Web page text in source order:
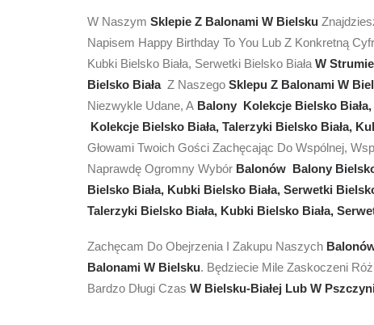
W Naszym Sklepie Z Balonami W Bielsku
Napisem Happy Birthday To You Lub Z Konkretną
Kubki Bielsko Biała, Serwetki Bielsko Biała W
Bielsko Biała Z Naszego Sklepu Z Balonami W
Niezwykle Udane, A Balony Kolekcje Bielsko
Kolekcje Bielsko Biała, Talerzyki Bielsko Biała,
Głowami Twoich Gości Zachęcając Do Wspólnej,
Naprawdę Ogromny Wybór Balonów Balony
Bielsko Biała, Kubki Bielsko Biała, Serwetki
Talerzyki Bielsko Biała, Kubki Bielsko Biała,
Zachęcam Do Obejrzenia I Zakupu Naszych
Balonami W Bielsku. Będziecie Mile Zaskoczeni
Bardzo Długi Czas W Bielsku-Białej Lub W